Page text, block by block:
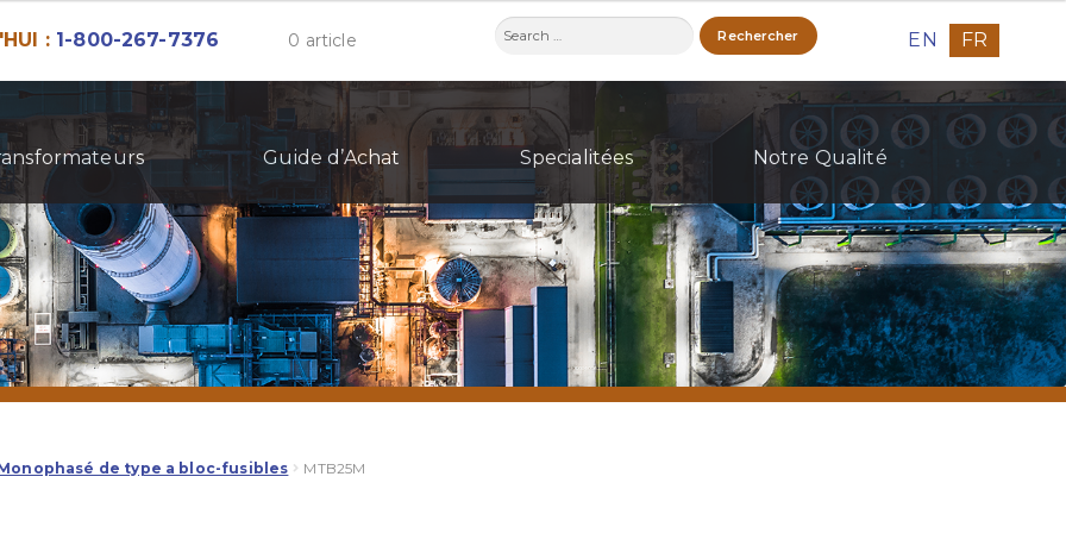
: 1-800-267-7376 0 article
Rechercher : EN FR
Guide d’Achat Specialitées Notre Qualité
de type a bloc-fusibles MTB25M